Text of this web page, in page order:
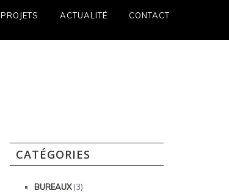
PROJETS ACTUALITÉ CONTACT
CATÉGORIES
BUREAUX(3)